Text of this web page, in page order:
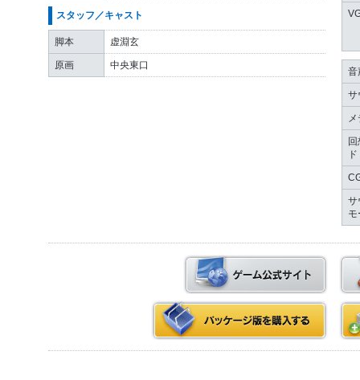
スタッフ／キャスト
脚本 虚淵玄
原画 中央東口
音
サ
回
ド
サ
モ